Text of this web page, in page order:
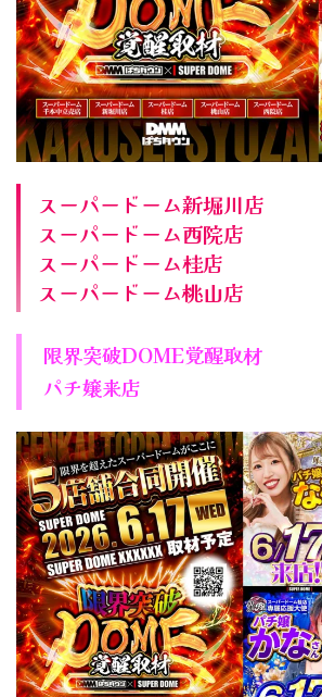
スーパードーム新堀川店
スーパードーム西院店
スーパードーム桂店
スーパードーム桃山店
限界突破DOME覚醒取材
パチ嬢来店